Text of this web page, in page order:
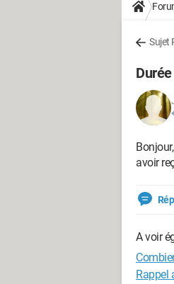
Sujet
avoir
A voir
Rappel